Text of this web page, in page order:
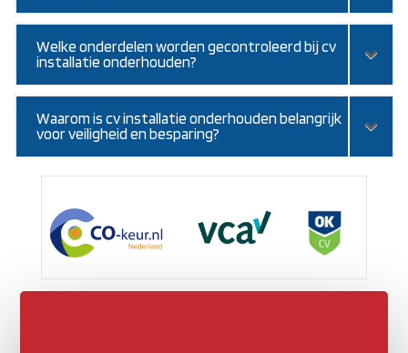
Welke onderdelen worden gecontroleerd bij cv
installatie onderhouden?
Waarom is cv installatie onderhouden belangrijk
voor veiligheid en besparing?